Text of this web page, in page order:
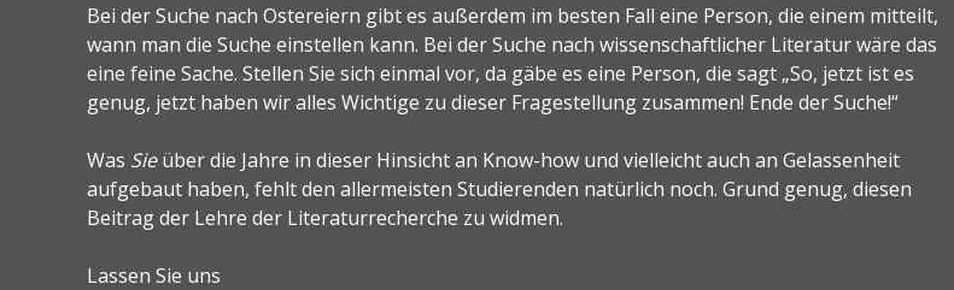
Bei der Suche nach Ostereiern gibt es außerdem im besten Fall eine Person, die einem mitteilt,
wann man die Suche einstellen kann. Bei der Suche nach wissenschaftlicher Literatur wäre das
eine feine Sache. Stellen Sie sich einmal vor, da gäbe es eine Person, die sagt „So, jetzt ist es
genug, jetzt haben wir alles Wichtige zu dieser Fragestellung zusammen! Ende der Suche!“
Was Sieüber die Jahre in dieser Hinsicht an Know-how und vielleicht auch an Gelassenheit
aufgebaut haben, fehlt den allermeisten Studierenden natürlich noch. Grund genug, diesen
Beitrag der Lehre der Literaturrecherche zu widmen.
Lassen Sie uns